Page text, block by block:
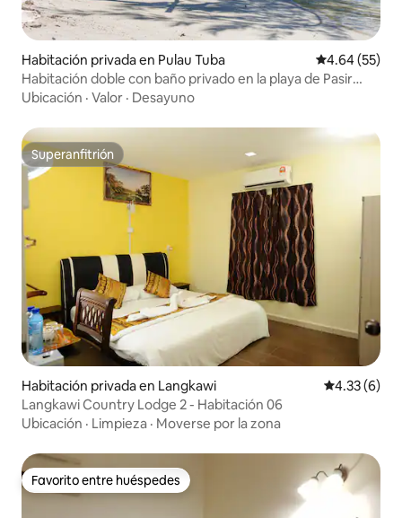
Habitación privada en Pulau Tuba Calificación
4.64 (55)
Habitación doble con baño privado en la playa de Pasir
Panjang
Ubicación · Valor · Desayuno
Superanfitrión
Superanfitrión
Habitación privada en Langkawi Calificación
4.33 (6)
Langkawi Country Lodge 2 - Habitación 06
Ubicación · Limpieza · Moverse por la zona
Favorito entre huéspedes
Favorito entre huéspedes